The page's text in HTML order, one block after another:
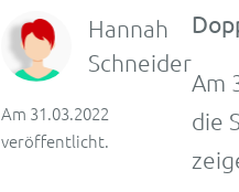
Hannah
Schneider
Am 31.03.2022
veröffentlicht.
Am
die